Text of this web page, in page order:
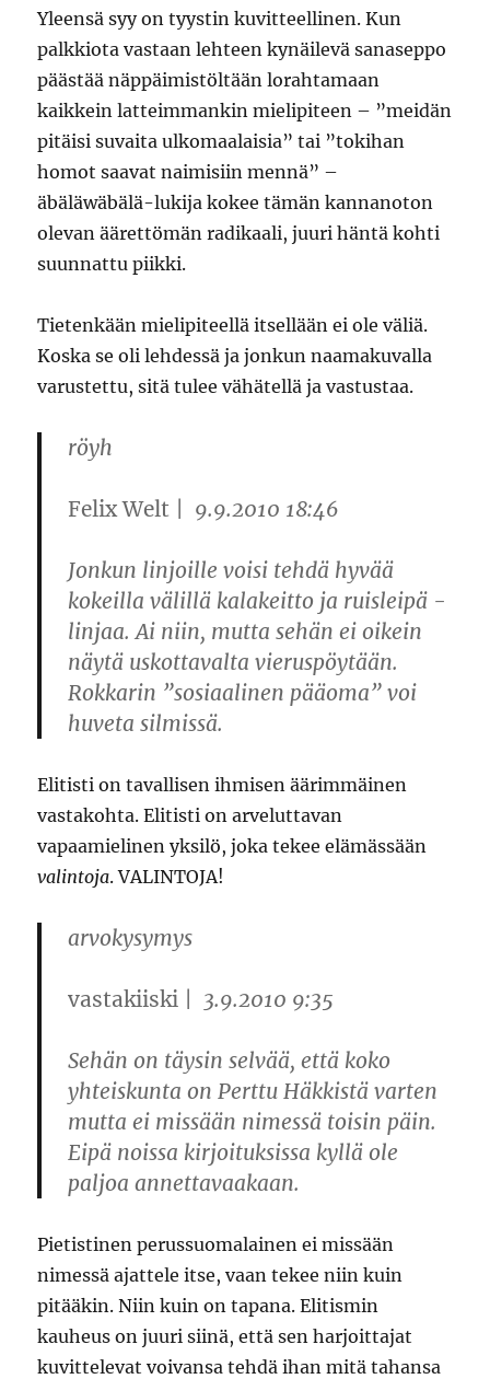
Yleensä syy on tyystin kuvitteellinen. Kun
palkkiota vastaan lehteen kynäilevä sanaseppo
päästää näppäimistöltään lorahtamaan
kaikkein latteimmankin mielipiteen – ”meidän
pitäisi suvaita ulkomaalaisia” tai ”tokihan
homot saavat naimisiin mennä” –
äbäläwäbälä-lukija kokee tämän kannanoton
olevan äärettömän radikaali, juuri häntä kohti
suunnattu piikki.
Tietenkään mielipiteellä itsellään ei ole väliä.
Koska se oli lehdessä ja jonkun naamakuvalla
varustettu, sitä tulee vähätellä ja vastustaa.
röyh
Felix Welt | 9.9.2010 18:46
Jonkun linjoille voisi tehdä hyvää
kokeilla välillä kalakeitto ja ruisleipä -
linjaa. Ai niin, mutta sehän ei oikein
näytä uskottavalta vieruspöytään.
Rokkarin ”sosiaalinen pääoma” voi
huveta silmissä.
Elitisti on tavallisen ihmisen äärimmäinen
vastakohta. Elitisti on arveluttavan
vapaamielinen yksilö, joka tekee elämässään
valintoja. VALINTOJA!
arvokysymys
vastakiiski | 3.9.2010 9:35
Sehän on täysin selvää, että koko
yhteiskunta on Perttu Häkkistä varten
mutta ei missään nimessä toisin päin.
Eipä noissa kirjoituksissa kyllä ole
paljoa annettavaakaan.
Pietistinen perussuomalainen ei missään
nimessä ajattele itse, vaan tekee niin kuin
pitääkin. Niin kuin on tapana. Elitismin
kauheus on juuri siinä, että sen harjoittajat
kuvittelevat voivansa tehdä ihan mitä tahansa